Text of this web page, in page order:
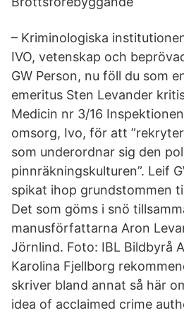
– Kriminologiska
IVO, vetenskap och
GW Person, nu föll du som
emeritus Sten Levander
Medicin nr 3/16
omsorg, Ivo, för att
som underordnar sig den
pinnräkningskulturen”. Leif
spikat ihop grundstommen
Det som göms i snö
manusförfattarna Aron
Jörnlind. Foto: IBL Bildbyrå
Karolina Fjellborg
skriver bland annat så här
idea of acclaimed crime